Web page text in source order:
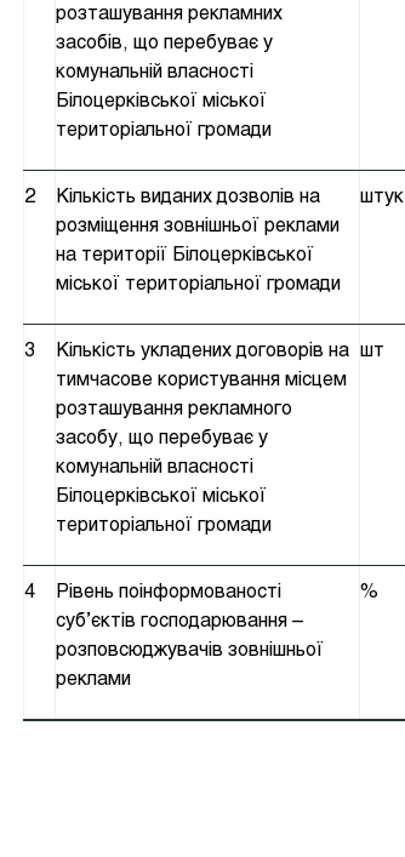
розташування рекламних
засобів, що перебуває у
комунальній власності
Білоцерківської міської
територіальної громади
2
Кількість виданих дозволів на
розміщення зовнішньої реклами
на території Білоцерківської
міської територіальної громади
штук
3
Кількість укладених договорів на
тимчасове користування місцем
розташування рекламного
засобу, що перебуває у
комунальній власності
Білоцерківської міської
територіальної громади
шт
4
Рівень поінформованості
суб’єктів господарювання –
розповсюджувачів зовнішньої
реклами
%